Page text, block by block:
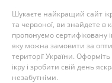
Шукаєте найкращий сайт
та червоної, ви знайдете в
пропонуємо сертифіковану
яку можна замовити за
території України.
ікру і зробити свій день
незабутніми.